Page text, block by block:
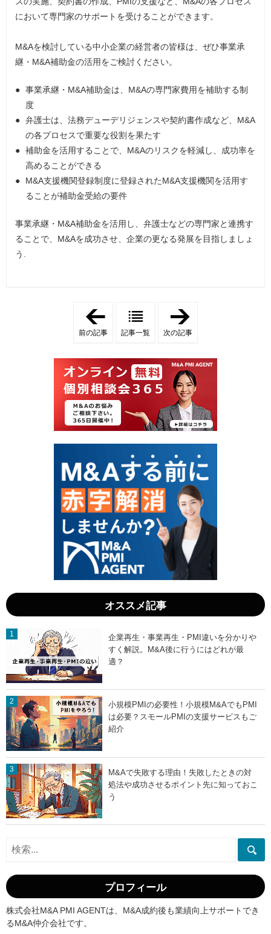
において専門家のサポートを受けることができます。
M&Aを検討している中小企業の経営者の皆様は、ぜひ事業承
継・M&A補助金の活用をご検討ください。
事業承継・M&A補助金は、M&Aの専門家費用を補助する制
度
弁護士は、法務デューデリジェンスや契約書作成など、M&A
の各プロセスで重要な役割を果たす
補助金を活用することで、M&Aのリスクを軽減し、成功率を
高めることができる
M&A支援機関登録制度に登録されたM&A支援機関を活用す
ることが補助金受給の要件
事業承継・M&A補助金を活用し、弁護士などの専門家と連携す
ることで、M&Aを成功させ、企業の更なる発展を目指しましょ
う.
M
&
A
補
助
金
用
ガ
イ
：
申
請
を
成
功
さ
せ
る
公
認
会
計
士
点
」
前の記事 記事一覧
M
金
交
付
決
定
得
の
秘
訣
！
採
択
結
果
か
」
次の記事
オススメ記事
企業再生・事業再生・PMI違いを分かりや
すく解説。M&A後に行うにはどれが最
適？
小規模PMIの必要性！小規模M&AでもPMI
は必要？スモールPMIの支援サービスもご
紹介
M&Aで失敗する理由！失敗したときの対
処法や成功させるポイント先に知っておこ
う
プロフィール
株式会社M&A PMI AGENTは、M&A成約後も業績向上サポートでき
るM&A仲介会社です。